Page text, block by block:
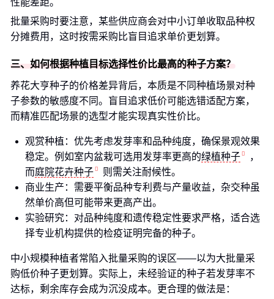
性能差距。
批量采购时要注意，某些供应商会对中小订单收取品种权
分摊费用，这时按需采购比盲目追求单价更划算。
三、如何根据种植目标选择性价比最高的种子方案？
养花大亨种子的价格差异背后，本质是不同种植场景对种
子参数的敏感度不同。盲目追求低价可能选错适配方案，
而精准匹配场景的选型才能实现真实性价比。
观赏种植：优先考虑发芽率和品种纯度，确保景观效果
稳定。例如室内盆栽可选用发芽率更高的绿植种子
，
而庭院花卉种子
则需关注耐候性。
商业生产：需要平衡品种专利费与产量收益，杂交种虽
然单价高但可能带来更高产出。
实验研究：对品种纯度和遗传稳定性要求严格，适合选
择专业机构提供的检疫证明完备的种子。
中小规模种植者常陷入批量采购的误区——以为大批量采
购低价种子更划算。实际上，未经验证的种子若发芽率不
达标，剩余库存会成为沉没成本。更合理的做法是：